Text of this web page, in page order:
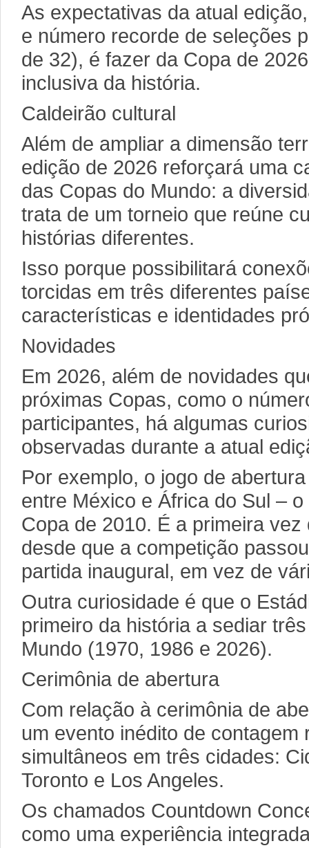
As expectativas da atual
e número recorde de seleções
de 32), é fazer da Copa de
inclusiva da história.
Caldeirão cultural
Além de ampliar a dimensão
edição de 2026 reforçará uma
das Copas do Mundo: a
trata de um torneio que reúne
histórias diferentes.
Isso porque possibilitará
torcidas em três diferentes
características e identidades
Novidades
Em 2026, além de novidades
próximas Copas, como o
participantes, há algumas
observadas durante a atual
Por exemplo, o jogo de
entre México e África do Sul –
Copa de 2010. É a primeira
desde que a competição
partida inaugural, em vez de
Outra curiosidade é que o
primeiro da história a sediar
Mundo (1970, 1986 e 2026).
Cerimônia de abertura
Com relação à cerimônia de
um evento inédito de
simultâneos em três cidades:
Toronto e Los Angeles.
Os chamados Countdown
como uma experiência